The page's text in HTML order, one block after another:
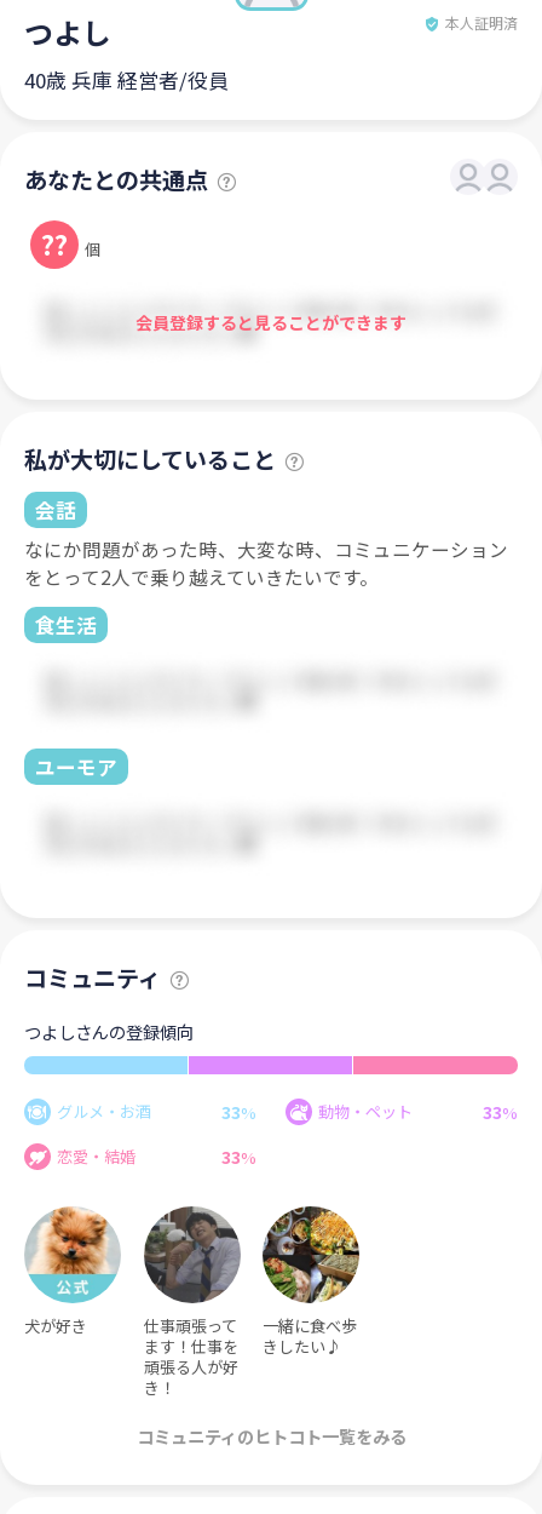
つよし 本人証明済
40歳 兵庫 経営者/役員
あなたとの共通点
?? 個
会員登録すると見ることができます
私が大切にしていること
会話
なにか問題があった時、大変な時、コミュニケーション
をとって2人で乗り越えていきたいです。
食生活
ユーモア
コミュニティ
つよしさんの登録傾向
グルメ・お酒 33% 動物・ペット 33%
恋愛・結婚
33%
犬が好き
仕事頑張って
ます！仕事を
頑張る人が好
き！
一緒に食べ歩
きしたい♪
コミュニティのヒトコト一覧をみる